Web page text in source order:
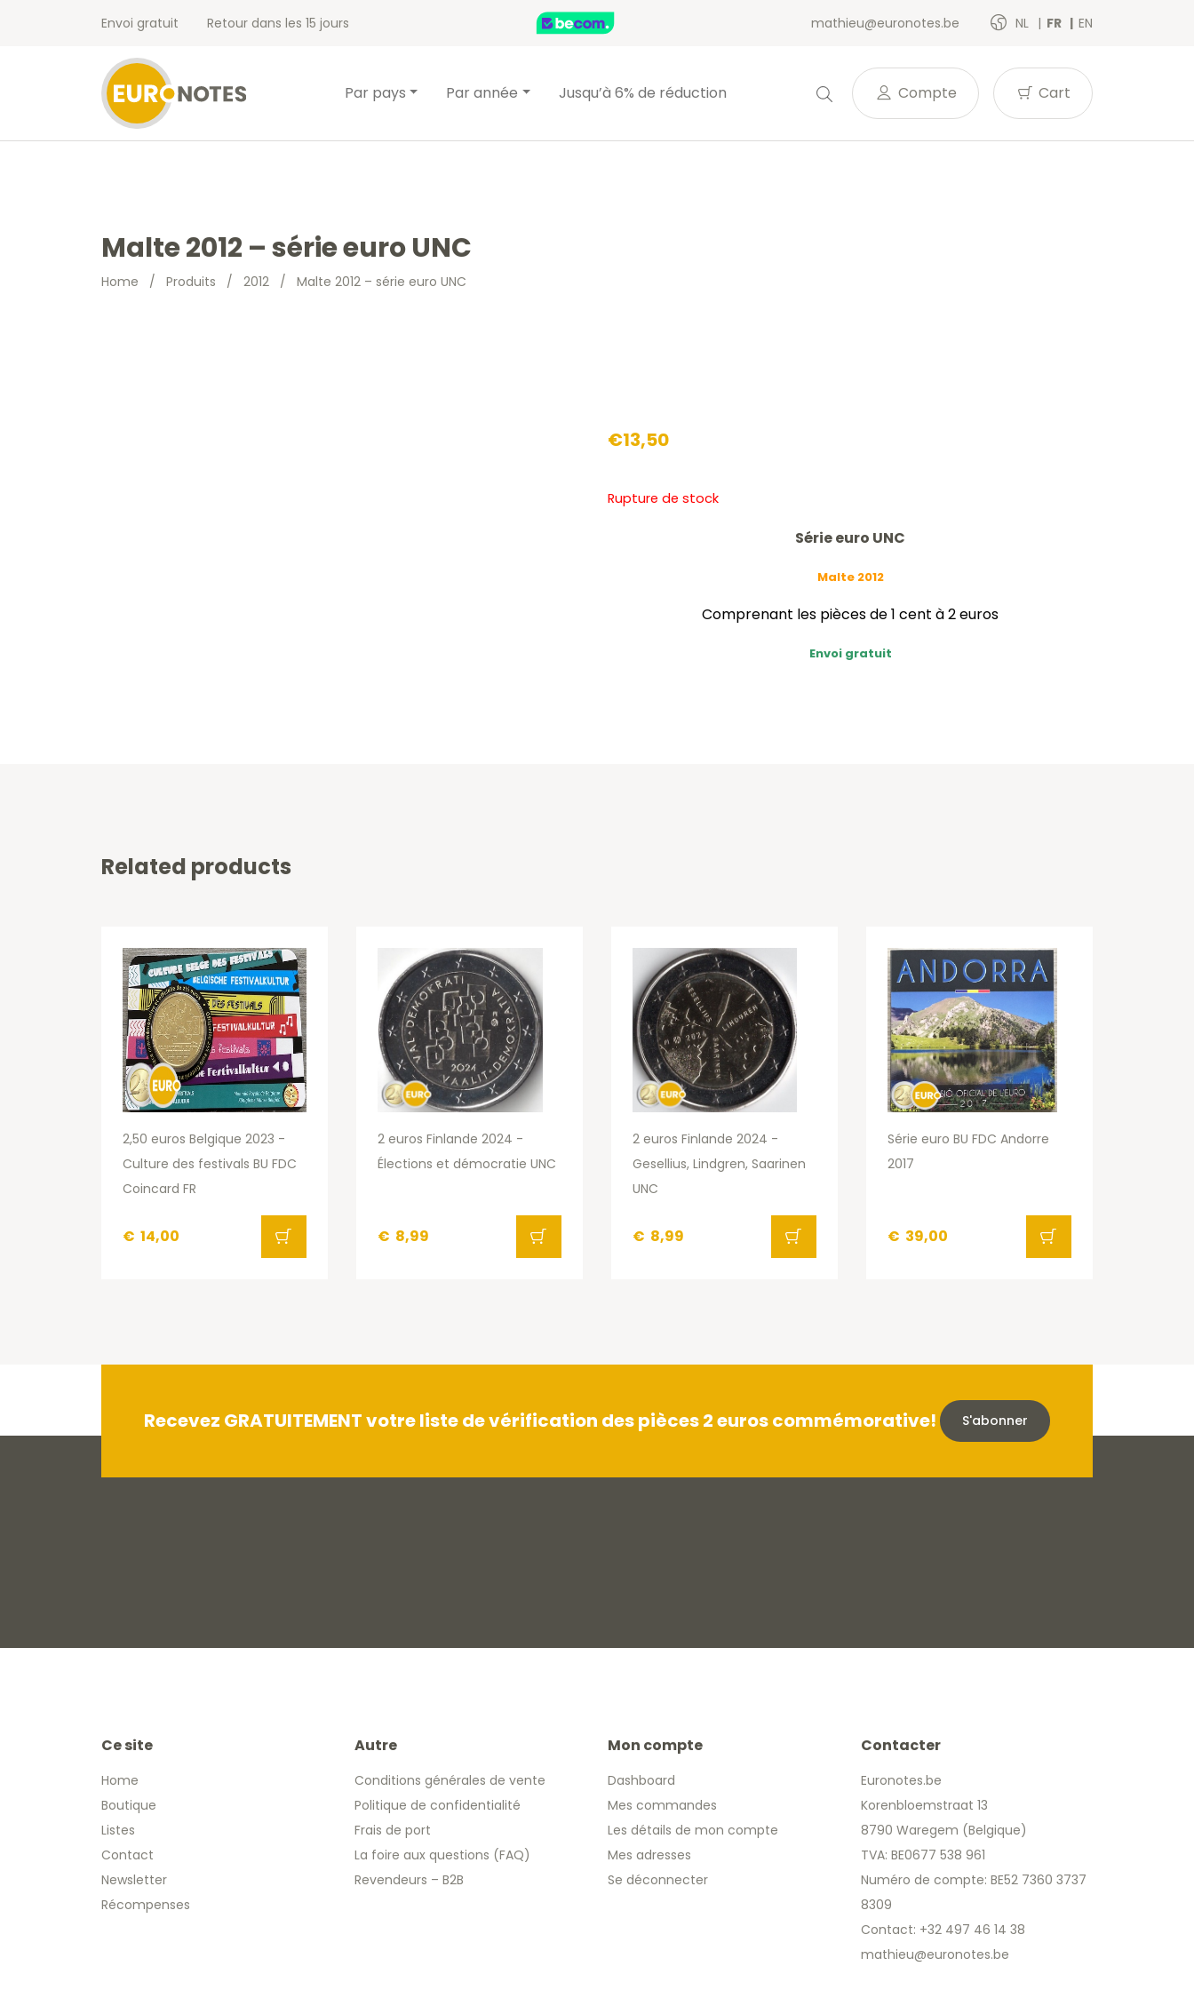
Envoi gratuit Retour dans les 15 jours mathieu@euronotes.be NL FR EN
Par pays Par année Jusqu’à 6% de réduction Compte Cart
Malte 2012 – série euro UNC
Home / Produits / 2012 / Malte 2012 – série euro UNC
€13,50
Rupture de stock
Série euro UNC
Malte 2012
Comprenant les pièces de 1 cent à 2 euros
Envoi gratuit
Related products
2,50 euros Belgique 2023 -
Culture des festivals BU FDC
Coincard FR
€ 14,00
2 euros Finlande 2024 -
Élections et démocratie UNC
€ 8,99
2 euros Finlande 2024 -
Gesellius, Lindgren, Saarinen
UNC
€ 8,99
Série euro BU FDC Andorre
2017
€ 39,00
Recevez GRATUITEMENT votre liste de vérification des pièces 2 euros commémorative! S'abonner
Ce site
Home
Boutique
Listes
Contact
Newsletter
Récompenses
Autre
Conditions générales de vente
Politique de confidentialité
Frais de port
La foire aux questions (FAQ)
Revendeurs – B2B
Mon compte
Dashboard
Mes commandes
Les détails de mon compte
Mes adresses
Se déconnecter
Contacter
Euronotes.be
Korenbloemstraat 13
8790 Waregem (Belgique)
TVA: BE0677 538 961
Numéro de compte: BE52 7360 3737
8309
Contact: +32 497 46 14 38
mathieu@euronotes.be